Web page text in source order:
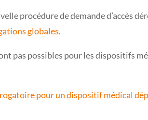
procédure de demande d’accès
globales.
pas possibles pour les dispositifs
pour un dispositif médical